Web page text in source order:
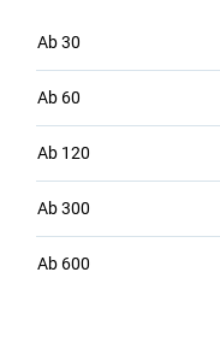
Ab30
Ab 60
Ab 120
Ab300
Ab 600